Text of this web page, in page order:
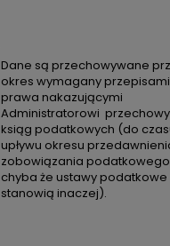
Dane są przechowywane
okres wymagany przepisami
prawa nakazującymi
Administratorowi
ksiąg podatkowych (do
upływu okresu
zobowiązania
chyba że ustawy podatkowe
stanowią inaczej).